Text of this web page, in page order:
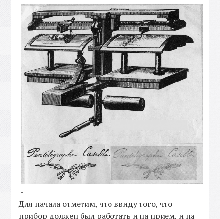
-
Для начала отметим, что ввиду того, что
прибор должен был работать и на прием, и на